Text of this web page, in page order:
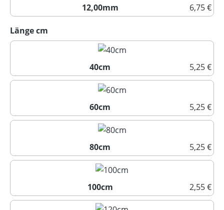
12,00mm
6,75 €
Länge cm
40cm
5,25 €
40cm
60cm
5,25 €
60cm
80cm
5,25 €
80cm
100cm
2,55 €
100cm